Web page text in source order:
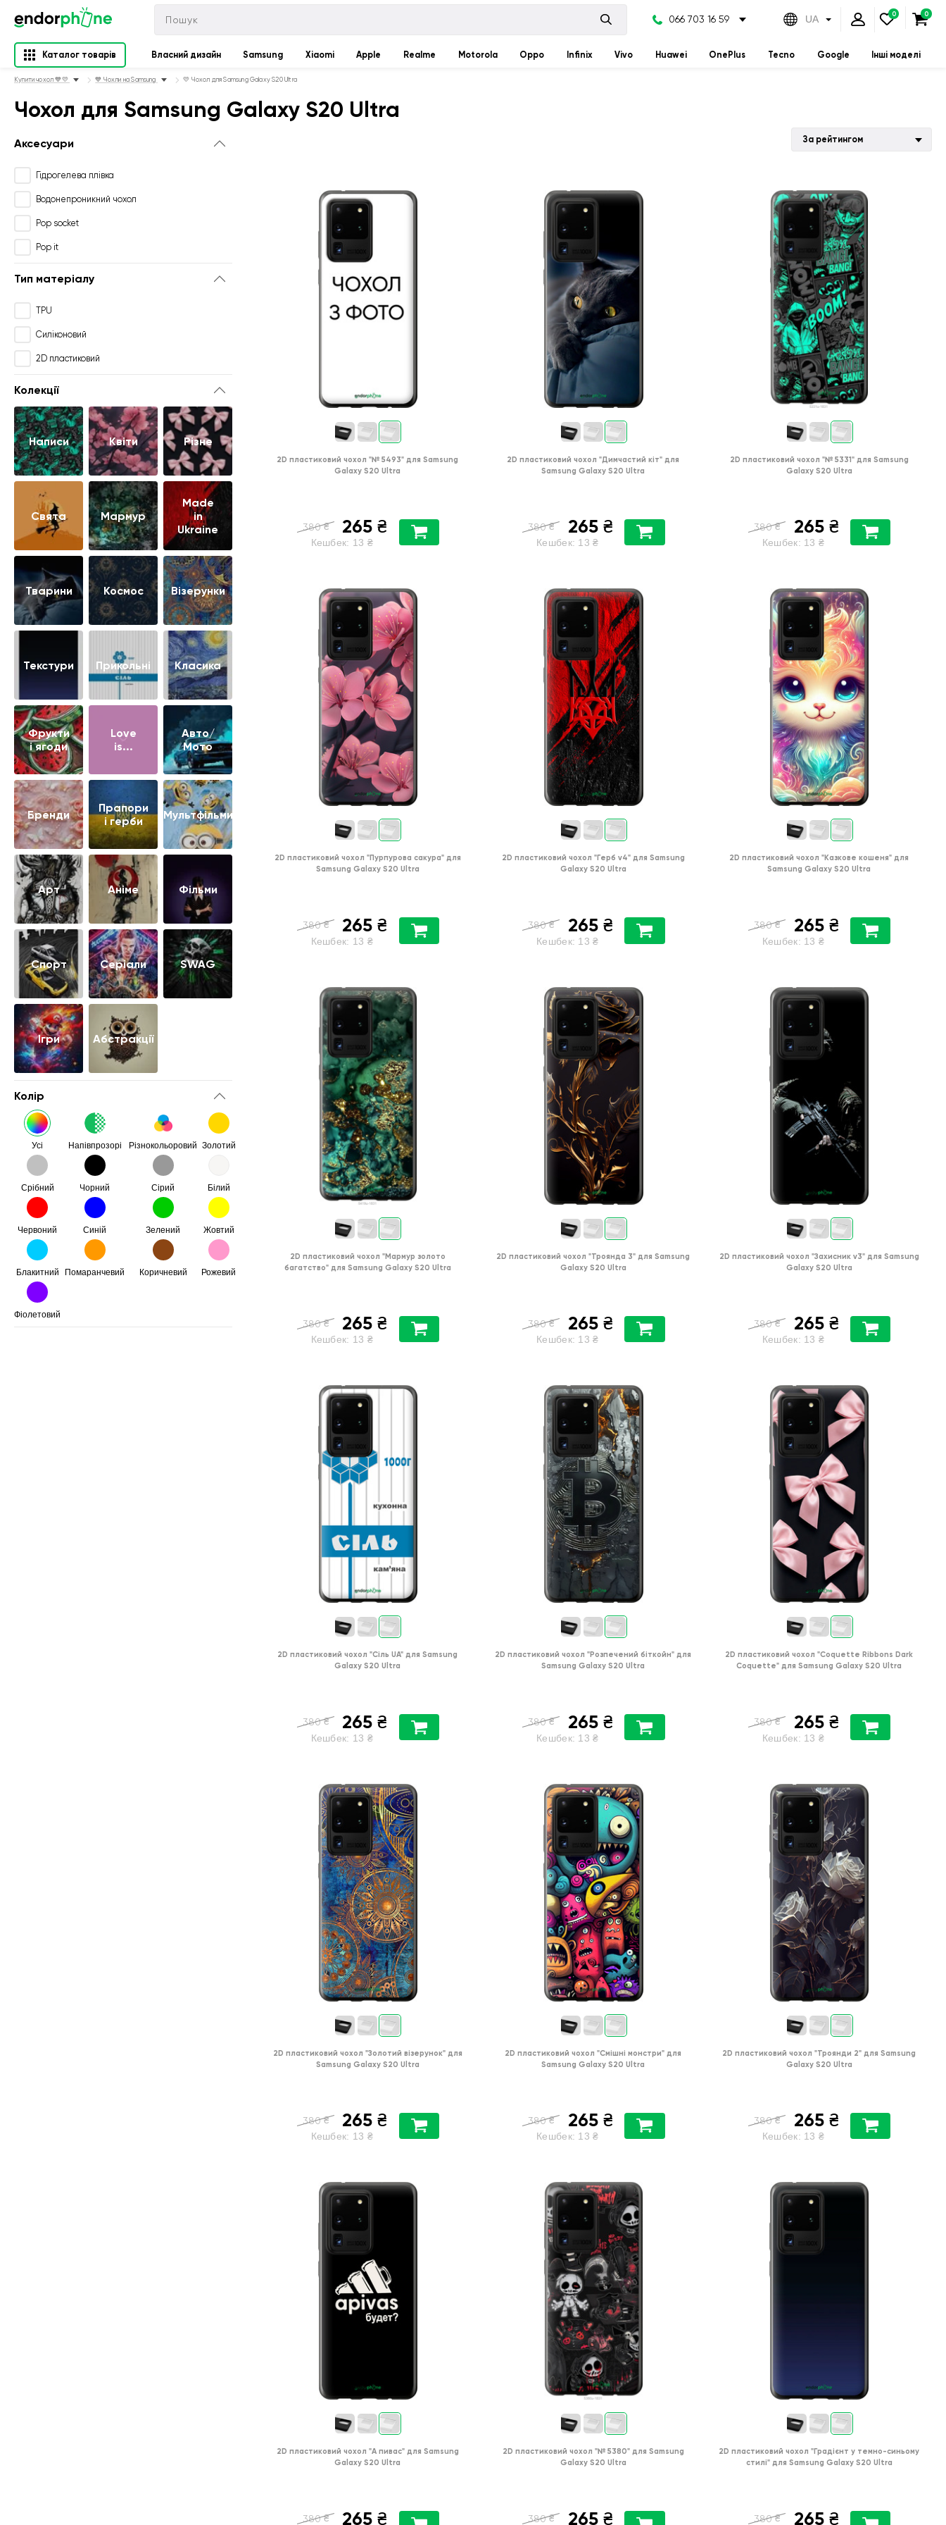
066 703 16 59 UA
Каталог товарів Власний дизайн Samsung Xiaomi Apple Realme Motorola Oppo Infinix Vivo Huawei OnePlus Tecno Google Інші моделі
Купити чохол 💙💛 💙 Чохли на Samsung 💛 Чохол для Samsung Galaxy S20 Ultra
Чохол для Samsung Galaxy S20 Ultra
Аксесуари
Гідрогелева плівка
Водонепроникний чохол
Pop socket
Pop it
Тип матеріалу
TPU
Силіконовий
2D пластиковий
Колекції
Написи Квіти Різне
Свята Мармур
Made
in
Ukraine
Тварини Космос Візерунки
Текстури Прикольні Класика
Фрукти
і ягоди
Love
is...
Авто/
Мото
Бренди
Прапори
і герби
Мультфільми
Арт Аніме Фільми
Cпорт Серіали SWAG
Ігри Абстракції
Колір
Усі Напівпрозорі Різнокольоровий Золотий
Срібний Чорний Сірий Білий
Червоний Синій Зелений Жовтий
Блакитний Помаранчевий Коричневий Рожевий
Фіолетовий
За рейтингом
2D пластиковий чохол "№ 5493" для Samsung
Galaxy S20 Ultra
380 ₴ 265 ₴
Кешбек: 13 ₴
2D пластиковий чохол "Димчастий кіт" для
Samsung Galaxy S20 Ultra
380 ₴ 265 ₴
Кешбек: 13 ₴
2D пластиковий чохол "№ 5331" для Samsung
Galaxy S20 Ultra
380 ₴ 265 ₴
Кешбек: 13 ₴
2D пластиковий чохол "Пурпурова сакура" для
Samsung Galaxy S20 Ultra
380 ₴ 265 ₴
Кешбек: 13 ₴
2D пластиковий чохол "Герб v4" для Samsung
Galaxy S20 Ultra
380 ₴ 265 ₴
Кешбек: 13 ₴
2D пластиковий чохол "Казкове кошеня" для
Samsung Galaxy S20 Ultra
380 ₴ 265 ₴
Кешбек: 13 ₴
2D пластиковий чохол "Мармур золото
багатство" для Samsung Galaxy S20 Ultra
380 ₴ 265 ₴
Кешбек: 13 ₴
2D пластиковий чохол "Троянда 3" для Samsung
Galaxy S20 Ultra
380 ₴ 265 ₴
Кешбек: 13 ₴
2D пластиковий чохол "Захисник v3" для Samsung
Galaxy S20 Ultra
380 ₴ 265 ₴
Кешбек: 13 ₴
2D пластиковий чохол "Сіль UA" для Samsung
Galaxy S20 Ultra
380 ₴ 265 ₴
Кешбек: 13 ₴
2D пластиковий чохол "Розпечений біткойн" для
Samsung Galaxy S20 Ultra
380 ₴ 265 ₴
Кешбек: 13 ₴
2D пластиковий чохол "Coquette Ribbons Dark
Coquette" для Samsung Galaxy S20 Ultra
380 ₴ 265 ₴
Кешбек: 13 ₴
2D пластиковий чохол "Золотий візерунок" для
Samsung Galaxy S20 Ultra
380 ₴ 265 ₴
Кешбек: 13 ₴
2D пластиковий чохол "Смішні монстри" для
Samsung Galaxy S20 Ultra
380 ₴ 265 ₴
Кешбек: 13 ₴
2D пластиковий чохол "Троянди 2" для Samsung
Galaxy S20 Ultra
380 ₴ 265 ₴
Кешбек: 13 ₴
2D пластиковий чохол "А пивас" для Samsung
Galaxy S20 Ultra
380 ₴ 265 ₴
2D пластиковий чохол "№ 5380" для Samsung
Galaxy S20 Ultra
380 ₴ 265 ₴
2D пластиковий чохол "Градієнт у темно-синьому
стилі" для Samsung Galaxy S20 Ultra
380 ₴ 265 ₴